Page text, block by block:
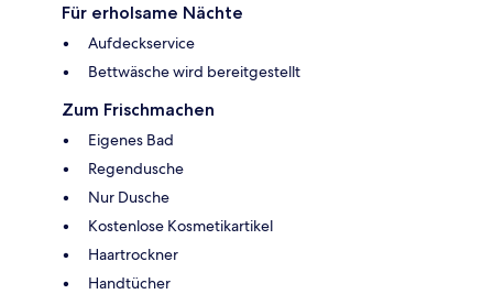
Für erholsame Nächte
Aufdeckservice
Bettwäsche wird bereitgestellt
Zum Frischmachen
Eigenes Bad
Regendusche
Nur Dusche
Kostenlose Kosmetikartikel
Haartrockner
Handtücher